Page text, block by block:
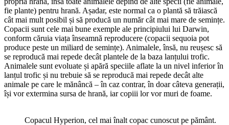
fie plante) pentru hrană. Așadar, este normal ca o plantă să trăiască
cât mai mult posibil și să producă un număr cât mai mare de semințe.
Copacii sunt cele mai bune exemple ale principiului lui Darwin,
conform căruia viața înseamnă reproducere (copacii sequoia pot
produce peste un miliard de semințe). Animalele, însă, nu reușesc să
se reproducă mai repede decât plantele de la baza lanțului trofic.
Animalele sunt evoluate și apără speciile aflate la un nivel inferior în
lanțul trofic și nu trebuie să se reproducă mai repede decât alte
animale pe care le mănâncă – în caz contrar, în doar câteva generații,
își vor extermina sursa de hrană, iar copiii lor vor muri de foame.
Copacul Hyperion, cel mai înalt copac cunoscut pe pământ.